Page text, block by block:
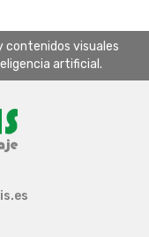
contenidos visuales
artificial.